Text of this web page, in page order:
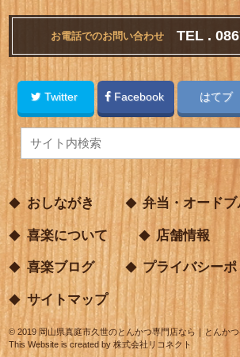
お電話でのお問い合わせ TEL .
Twitter Facebook はてブ
おしながき 弁当・オードブ
喜楽について 店舗情報
喜楽ブログ プライバシー
サイトマップ
©2019 岡山県真庭市久世のとんかつ専門店なら｜とんか
This Website is created by株式会社リコネクト